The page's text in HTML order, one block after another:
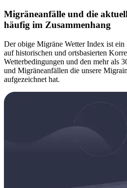
Migräneanfälle und die
häufig im Zusammenhang
Der obige Migräne Wetter Index ist
auf historischen und ortsbasierten
Wetterbedingungen und den mehr als
und Migräneanfällen die unsere
aufgezeichnet hat.